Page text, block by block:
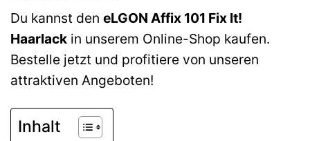
Du kannst den eLGON Affix 101 Fix It!
Haarlack in unserem Online-Shop kaufen.
Bestelle jetzt und profitiere von unseren
attraktiven Angeboten!
Inhalt